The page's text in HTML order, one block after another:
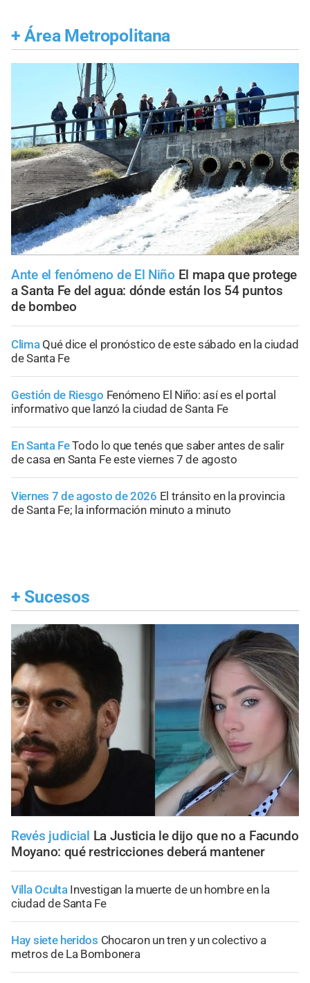
+ Área Metropolitana
Ante el fenómeno de El Niño El mapa que protege
a Santa Fe del agua: dónde están los 54 puntos
de bombeo
Clima Qué dice el pronóstico de este sábado en la ciudad
de Santa Fe
Gestión de Riesgo Fenómeno El Niño: así es el portal
informativo que lanzó la ciudad de Santa Fe
En Santa FeTodo lo que tenés que saber antes de salir
de casa en Santa Fe este viernes 7 de agosto
Viernes 7 de agosto de 2026 El tránsito en la provincia
de Santa Fe; la información minuto a minuto
+ Sucesos
Revés judicial La Justicia le dijo que no a Facundo
Moyano: qué restricciones deberá mantener
Villa Oculta Investigan la muerte de un hombre en la
ciudad de Santa Fe
Hay siete heridos Chocaron un tren y un colectivo a
metros de La Bombonera